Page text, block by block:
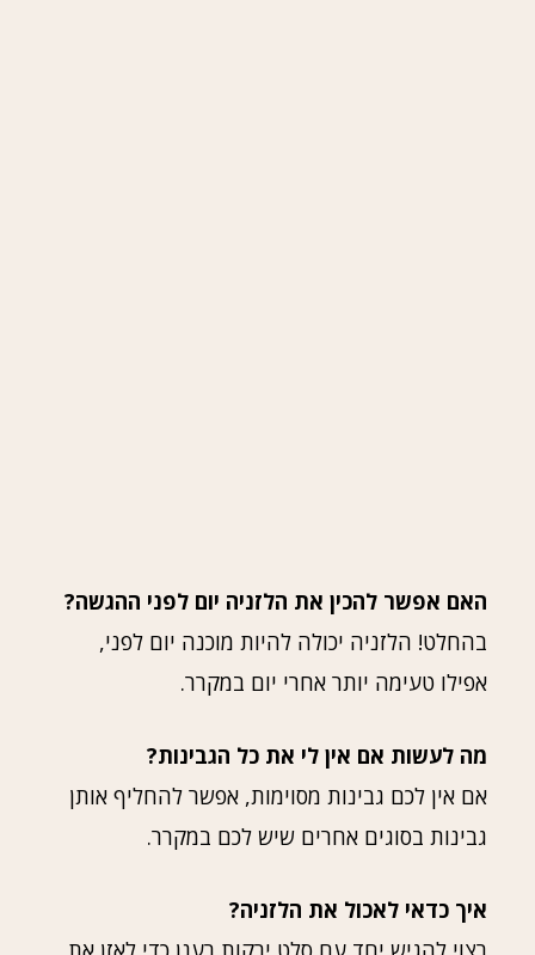
האם אפשר להכין את הלזניה יום לפני ההגשה?
בהחלט! הלזניה יכולה להיות מוכנה יום לפני,
אפילו טעימה יותר אחרי יום במקרר.
מה לעשות אם אין לי את כל הגבינות?
אם אין לכם גבינות מסוימות, אפשר להחליף אותן
גבינות בסוגים אחרים שיש לכם במקרר.
איך כדאי לאכול את הלזניה?